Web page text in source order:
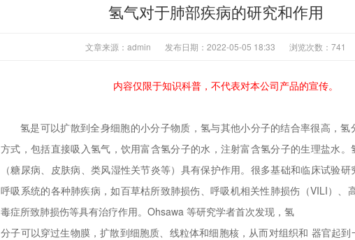
氢气对于肺部疾病的研究和作用
文章来源：admin 发布日期：2022-05-05 18:33 浏览次数：741
内容仅限于知识科普，不代表对本公司产品的宣传。
氢是可以扩散到全身细胞的小分子物质，氢与其他小分子的结合率很高，氢
方式，包括直接吸入氢气，饮用富含氢分子的水，注射富含氢分子的生理盐水。
（糖尿病、皮肤病、类风湿性关节炎等）具有保护作用。很多基础和临床试验
呼吸系统的各种肺疾病，如百草枯所致肺损伤、呼吸机相关性肺损伤（VILI）、
毒症所致肺损伤等具有治疗作用。Ohsawa 等研究学者首次发现，氢
分子可以穿过生物膜，扩散到细胞质、线粒体和细胞核，从而对组织和 器官起到